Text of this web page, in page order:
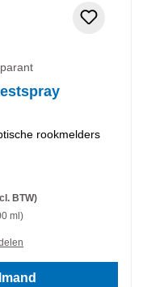
rookmelders
BTW)
ml)